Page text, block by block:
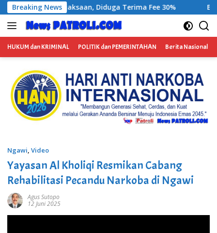
Langsung
ke
konten
Breaking News
30% BP3RI Sikapi Provider Jaringan Internet di
HUKUM dan KRIMINAL POLITIK dan PEMERINTAHAN Berita Nasional
Ngawi, Video
Yayasan Al Kholiqi Resmikan Cabang
Rehabilitasi Pecandu Narkoba di Ngawi
Agus Sutopo
12 Juni 2025